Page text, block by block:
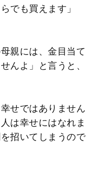
でも買えます」
親には、金目当て
んよ」と言うと、
せではありません
は幸せにはなれま
招いてしまうので